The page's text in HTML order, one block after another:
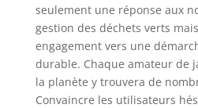
seulement une réponse aux
gestion des déchets verts
engagement vers une
durable. Chaque amateur de
la planète y trouvera de
Convaincre les utilisateurs